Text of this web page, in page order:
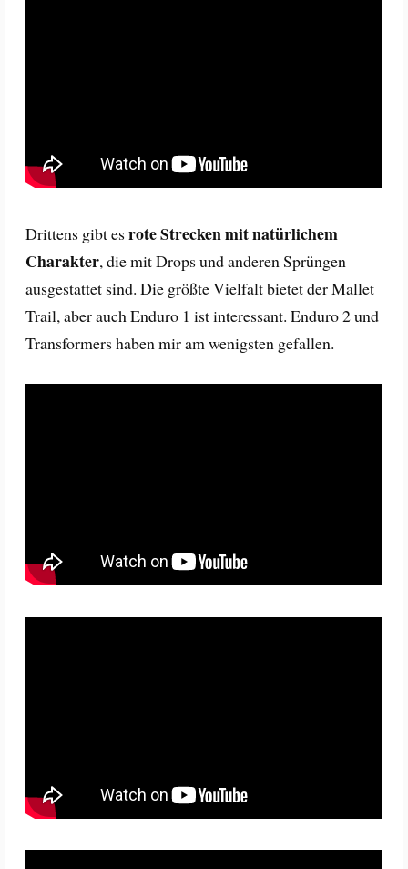
Drittens gibt esrote Strecken mit natürlichem
Charakter, die mit Drops und anderen Sprüngen
ausgestattet sind. Die größte Vielfalt bietet der Mallet
Trail, aber auch Enduro 1 ist interessant. Enduro 2 und
Transformers haben mir am wenigsten gefallen.